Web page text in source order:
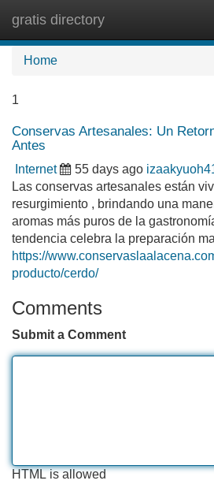
gratis directory
Home
1
Conservas Artesanales: Un
Antes
Internet 55 days ago
Las conservas artesanales están
resurgimiento , brindando una
aromas más puros de la
tendencia celebra la preparación
https://
producto/cerdo/
Comments
Submit a Comment
HTML is allowed